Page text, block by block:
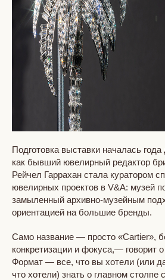
Подготовка выставки началась года
как бывший ювелирный редактор
Рейчел Гаррахан стала куратором
ювелирных проектов в V&A: музей
замыленный архивно-музейным
ориентацией на большие бренды.
Само название — просто «Cartier»,
конкретизации и фокуса,— говорит
Формат — все, что вы хотели (или
что хотели) знать о главном столпе